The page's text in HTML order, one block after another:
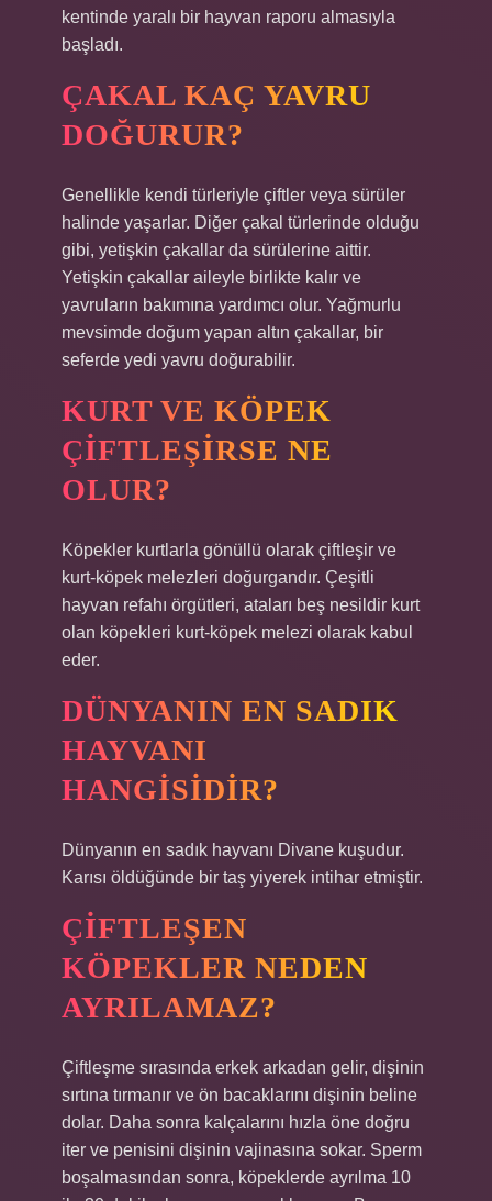
kentinde yaralı bir hayvan raporu almasıyla
başladı.
ÇAKAL KAÇ YAVRU
DOĞURUR?
Genellikle kendi türleriyle çiftler veya sürüler
halinde yaşarlar. Diğer çakal türlerinde olduğu
gibi, yetişkin çakallar da sürülerine aittir.
Yetişkin çakallar aileyle birlikte kalır ve
yavruların bakımına yardımcı olur. Yağmurlu
mevsimde doğum yapan altın çakallar, bir
seferde yedi yavru doğurabilir.
KURT VE KÖPEK
ÇIFTLEŞIRSE NE
OLUR?
Köpekler kurtlarla gönüllü olarak çiftleşir ve
kurt-köpek melezleri doğurgandır. Çeşitli
hayvan refahı örgütleri, ataları beş nesildir kurt
olan köpekleri kurt-köpek melezi olarak kabul
eder.
DÜNYANIN EN SADIK
HAYVANI
HANGISIDIR?
Dünyanın en sadık hayvanı Divane kuşudur.
Karısı öldüğünde bir taş yiyerek intihar etmiştir.
ÇIFTLEŞEN
KÖPEKLER NEDEN
AYRILAMAZ?
Çiftleşme sırasında erkek arkadan gelir, dişinin
sırtına tırmanır ve ön bacaklarını dişinin beline
dolar. Daha sonra kalçalarını hızla öne doğru
iter ve penisini dişinin vajinasına sokar. Sperm
boşalmasından sonra, köpeklerde ayrılma 10